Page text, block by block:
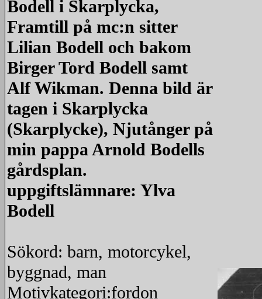
Bodell i Skarplycka,
Framtill på mc:n sitter
Lilian Bodell och bakom
Birger Tord Bodell samt
Alf Wikman. Denna bild är
tagen i Skarplycka
(Skarplycke), Njutånger på
min pappa Arnold Bodells
gårdsplan.
uppgiftslämnare: Ylva
Bodell
Sökord: barn, motorcykel,
byggnad, man
Motivkategori:fordon